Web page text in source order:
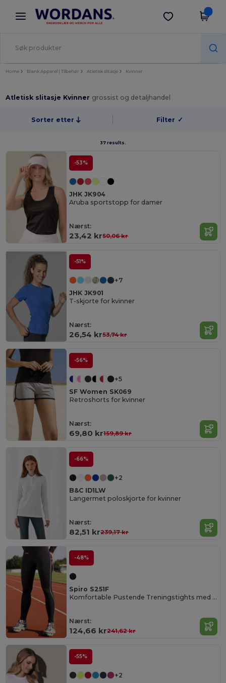
× Wordans-app
Bedre priser i appen!
Last ned app
Home Blank Apparel | Tilbehør Atletisk slitasje Kvinner
Atletisk slitasje Kvinner grossist og detaljhandel
Sorter etter Filter ✓
37 results.
-53%
JHK JK904
Aruba sportstopp for damer
Nærst:
23,42 kr50,06 kr
-51%
+7
JHK JK901
T-skjorte for kvinner
Nærst:
26,54 kr53,74 kr
-56%
+5
SF Women SK069
Retroshorts for kvinner
Nærst:
69,80 kr159,89 kr
-66%
+2
B&C ID1LW
Langermet poloskjorte for kvinner
Nærst:
82,51 kr239,17 kr
-48%
Spiro S251F
Komfortable Pustende Treningstights med Refleks
Nærst:
124,66 kr241,62 kr
-55%
+2